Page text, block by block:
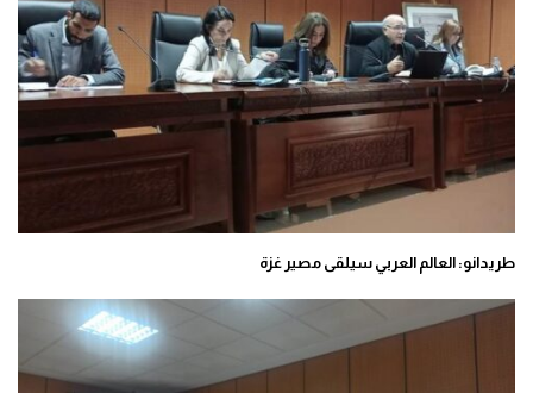
طريدانو: العالم العربي سيلقى مصير غزة